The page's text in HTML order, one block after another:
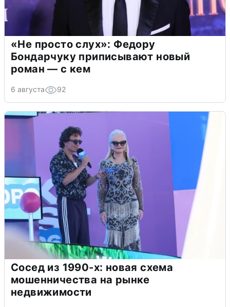
«Не просто слух»: Федору
Бондарчуку приписывают новый
роман — с кем
6 августа 92
Сосед из 1990-х: новая схема
мошенничества на рынке
недвижимости